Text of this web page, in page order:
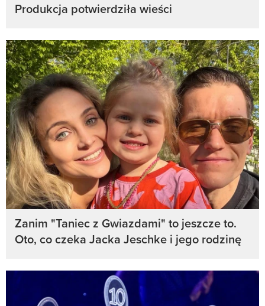
Produkcja potwierdziła wieści
Zanim "Taniec z Gwiazdami" to jeszcze to.
Oto, co czeka Jacka Jeschke i jego rodzinę